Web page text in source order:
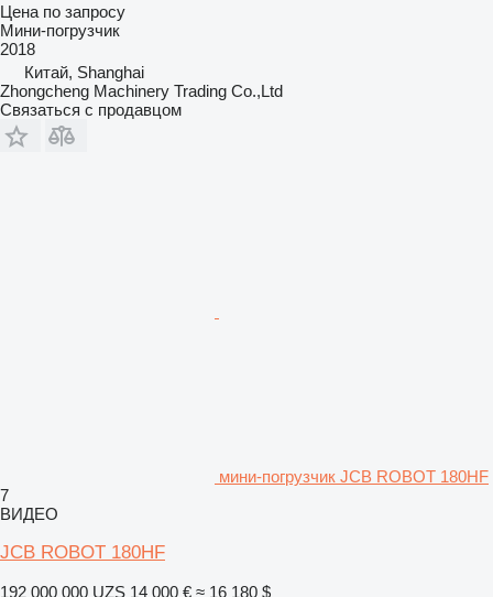
Цена по запросу
Мини-погрузчик
2018
Китай, Shanghai
Zhongcheng Machinery Trading Co.,Ltd
Связаться с продавцом
мини-погрузчик JCB ROBOT 180HF
7
ВИДЕО
JCB ROBOT 180HF
192 000 000 UZS 14 000 € ≈ 16 180 $